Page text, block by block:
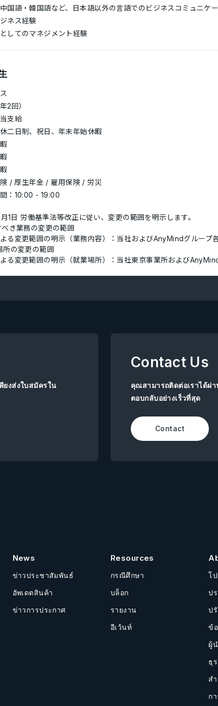
国語・韓国語など、日本語以外の言語でのビジネスコミュニケ
ネス経験
してのマネジメント経験
2回）
支給
二日制、祝日、年末年始休暇
/ 厚生年金 / 雇用保険 / 労災
：10:00 - 19:00
1日 労働基準法等改正に従い、変更の範囲を明示します。
べき業務の変更の範囲
る変更範囲の明示（業務内容）：当社およびAnyMindグループ
所の変更の範囲
る変更範囲の明示（就業場所）：当社東京事業所および
งส่งใบสมัครใน
Contact Us
คุณสามารถติดต่อเราได้ผ่
ตอบกลับอย่างเร็วที่สุด
Contact
News
ข่าวประชาสัมพันธ์
อัพเดตสินค้า
ข่าวการประกาศ
Resources
กรณีศึกษา
บล็อก
รายงาน
อีเว้นท์
โ
ป
ป
ข้
ผู้
ธุ
ส
ก